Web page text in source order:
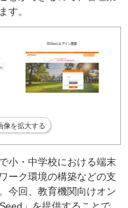
す。
像を拡大する
小・中学校における端末
ーク環境の構築などの支
今回、教育機関向けオン